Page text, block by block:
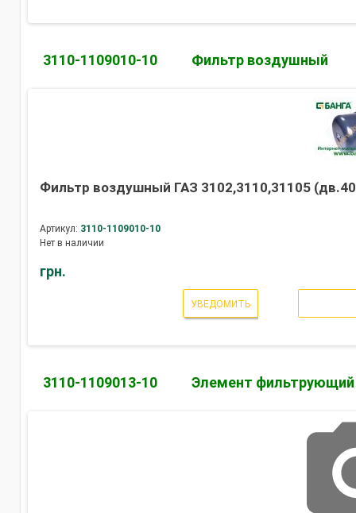
3110-1109010-10 Фильтр воздушный
Фильтр воздушный ГАЗ 3102,3110,31105
Артикул: 3110-1109010-10
Нет в наличии
грн.
УВЕДОМИТЬ
3110-1109013-10 Элемент фильтрующий